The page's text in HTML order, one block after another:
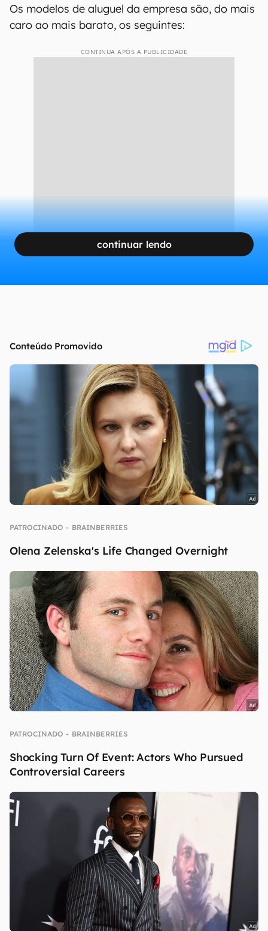
Os modelos de aluguel da empresa são, do mais
caro ao mais barato, os seguintes:
CONTINUA APÓS A PUBLICIDADE
continuar lendo